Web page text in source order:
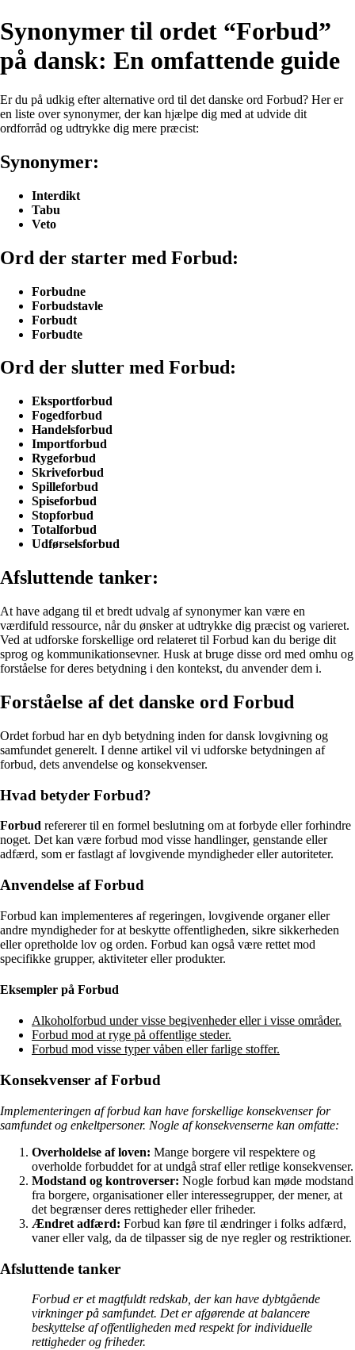
Synonymer til ordet “Forbud”
på dansk: En omfattende guide
Er du på udkig efter alternative ord til det danske ord Forbud? Her er
en liste over synonymer, der kan hjælpe dig med at udvide dit
ordforråd og udtrykke dig mere præcist:
Synonymer:
Interdikt
Tabu
Veto
Ord der starter med Forbud:
Forbudne
Forbudstavle
Forbudt
Forbudte
Ord der slutter med Forbud:
Eksportforbud
Fogedforbud
Handelsforbud
Importforbud
Rygeforbud
Skriveforbud
Spilleforbud
Spiseforbud
Stopforbud
Totalforbud
Udførselsforbud
Afsluttende tanker:
At have adgang til et bredt udvalg af synonymer kan være en
værdifuld ressource, når du ønsker at udtrykke dig præcist og varieret.
Ved at udforske forskellige ord relateret til Forbud kan du berige dit
sprog og kommunikationsevner. Husk at bruge disse ord med omhu og
forståelse for deres betydning i den kontekst, du anvender dem i.
Forståelse af det danske ord Forbud
Ordet forbud har en dyb betydning inden for dansk lovgivning og
samfundet generelt. I denne artikel vil vi udforske betydningen af
forbud, dets anvendelse og konsekvenser.
Hvad betyder Forbud?
Forbud refererer til en formel beslutning om at forbyde eller forhindre
noget. Det kan være forbud mod visse handlinger, genstande eller
adfærd, som er fastlagt af lovgivende myndigheder eller autoriteter.
Anvendelse af Forbud
Forbud kan implementeres af regeringen, lovgivende organer eller
andre myndigheder for at beskytte offentligheden, sikre sikkerheden
eller opretholde lov og orden. Forbud kan også være rettet mod
specifikke grupper, aktiviteter eller produkter.
Eksempler på Forbud
Alkoholforbud under visse begivenheder eller i visse områder.
Forbud mod at ryge på offentlige steder.
Forbud mod visse typer våben eller farlige stoffer.
Konsekvenser af Forbud
Implementeringen af forbud kan have forskellige konsekvenser for
samfundet og enkeltpersoner. Nogle af konsekvenserne kan omfatte:
Overholdelse af loven: Mange borgere vil respektere og
overholde forbuddet for at undgå straf eller retlige konsekvenser.
Modstand og kontroverser: Nogle forbud kan møde modstand
fra borgere, organisationer eller interessegrupper, der mener, at
det begrænser deres rettigheder eller friheder.
Ændret adfærd: Forbud kan føre til ændringer i folks adfærd,
vaner eller valg, da de tilpasser sig de nye regler og restriktioner.
Afsluttende tanker
Forbud er et magtfuldt redskab, der kan have dybtgående
virkninger på samfundet. Det er afgørende at balancere
beskyttelse af offentligheden med respekt for individuelle
rettigheder og friheder.